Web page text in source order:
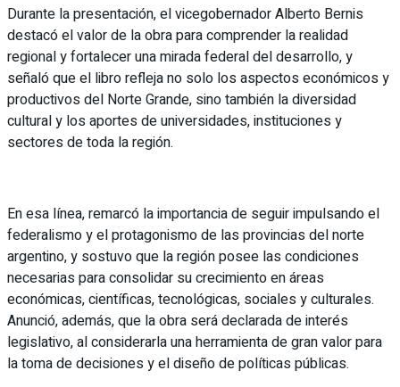
Durante la presentación, el vicegobernador Alberto Bernis
destacó el valor de la obra para comprender la realidad
regional y fortalecer una mirada federal del desarrollo, y
señaló que el libro refleja no solo los aspectos económicos y
productivos del Norte Grande, sino también la diversidad
cultural y los aportes de universidades, instituciones y
sectores de toda la región.
En esa línea, remarcó la importancia de seguir impulsando el
federalismo y el protagonismo de las provincias del norte
argentino, y sostuvo que la región posee las condiciones
necesarias para consolidar su crecimiento en áreas
económicas, científicas, tecnológicas, sociales y culturales.
Anunció, además, que la obra será declarada de interés
legislativo, al considerarla una herramienta de gran valor para
la toma de decisiones y el diseño de políticas públicas.